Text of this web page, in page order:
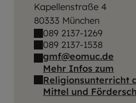
Kapellenstraße 4
80333 München
089 2137-1269
089 2137-1538
gmf@eomuc.de
Mehr Infos zum
Religionsunterricht
Mittel und